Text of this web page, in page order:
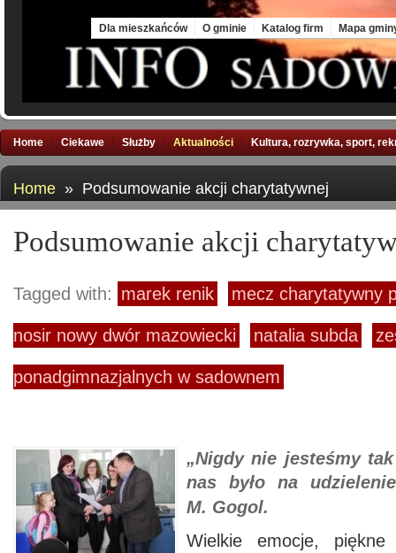
Dla mieszkańców O gminie Katalog firm Mapa
Home Ciekawe Służby Aktualności Kultura, rozrywka, sport,
Home » Podsumowanie akcji charytatywnej
Podsumowanie akcji
Tagged with: marek renik mecz charytatywny
nosir nowy dwór mazowiecki natalia subda
ponadgimnazjalnych w sadownem
„Nigdy nie jesteśmy
nas było na
M. Gogol.
Wielkie emocje, piękne